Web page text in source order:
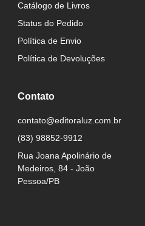
Catálogo de Livros
Status do Pedido
Política de Envio
Política de Devoluções
Contato
contato@editoraluz.com.br
(83) 98852-9912
Rua Joana Apolinário de
Medeiros, 84 - João
Pessoa/PB